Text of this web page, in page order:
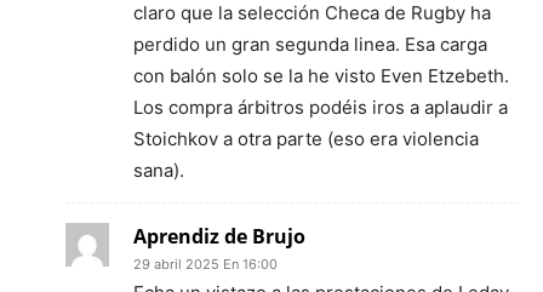
claro que la selección Checa de Rugby ha
perdido un gran segunda linea. Esa carga
con balón solo se la he visto Even Etzebeth.
Los compra árbitros podéis iros a aplaudir a
Stoichkov a otra parte (eso era violencia
sana).
Aprendiz de Brujo
29 abril 2025 En 16:00